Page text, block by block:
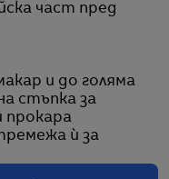
част пред
и до голяма
стъпка за
прокара
ѝ за